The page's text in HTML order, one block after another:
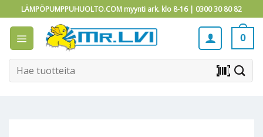
to
content
LÄMPÖPUMPPUHUOLTO.COM myynti ark. klo 8-16 | 0300 30 80 82
0
Etsi: barcode_scanner